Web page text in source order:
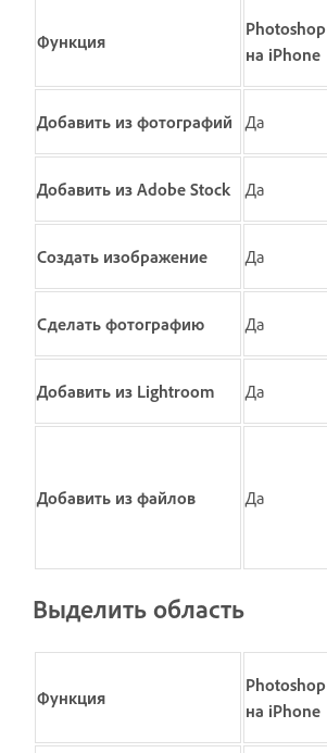
Функция
Photoshop
на iPhone
Добавить из фотографий Да
Добавить из Adobe Stock Да
Создать изображение Да
Сделать фотографию Да
Добавить из Lightroom Да
Добавить из файлов Да
Выделить область
Функция
Photoshop
на iPhone